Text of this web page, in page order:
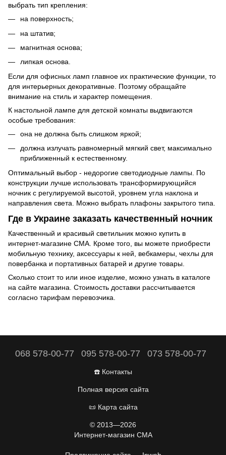
выбрать тип крепления:
на поверхность;
на штатив;
магнитная основа;
липкая основа.
Если для офисных ламп главное их практические функции, то
для интерьерных декоративные. Поэтому обращайте
внимание на стиль и характер помещения.
К настольной лампе для детской комнаты выдвигаются
особые требования:
она не должна быть слишком яркой;
должна излучать равномерный мягкий свет, максимально
приближенный к естественному.
Оптимальный выбор - недорогие светодиодные лампы. По
конструкции лучше использовать трансформирующийся
ночник с регулируемой высотой, уровнем угла наклона и
направления света. Можно выбрать плафоны закрытого типа.
Где в Украине заказать качественный ночник
Качественный и красивый светильник можно купить в
интернет-магазине CMA. Кроме того, вы можете приобрести
мобильную технику, аксессуары к ней, вебкамеры, чехлы для
повербанка и портативных батарей и другие товары.
Сколько стоит то или иное изделие, можно узнать в каталоге
на сайте магазина. Стоимость доставки рассчитывается
согласно тарифам перевозчика.
068 578-00-77 095 578-00-77 073 578-00-77
☎️ Контакты
Полная версия сайта
📜 Карта сайта
© 2013—2026
Интернет-магазин CMA